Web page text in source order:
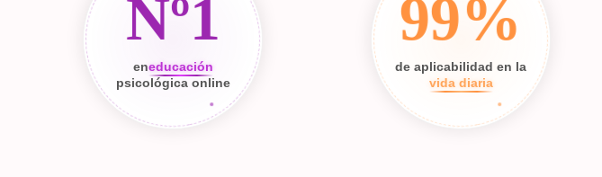
Nº1
eneducación
psicológica online
99%
de aplicabilidad en la
vida diaria